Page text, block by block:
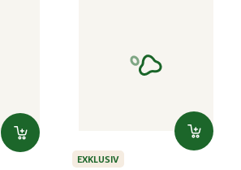
EXKLUSIV